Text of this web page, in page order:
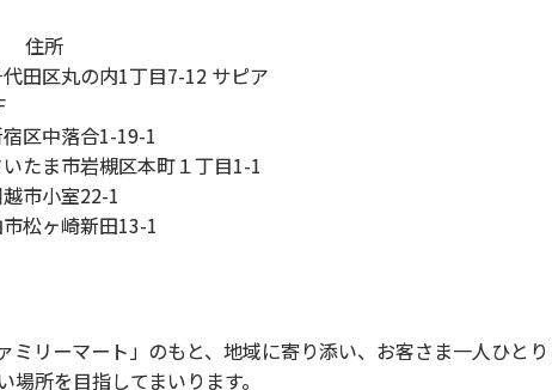
所
田区丸の内1丁目7-12 サピア
区中落合1-19-1
たま市岩槻区本町１丁目1-1
市小室22-1
松ヶ崎新田13-1
リーマート」のもと、地域に寄り添い、お客さま一人ひと
所を目指してまいります。